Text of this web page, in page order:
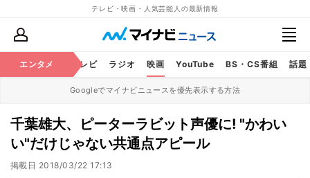
テレビ・映画・人気芸能人の最新情報
エンタメ
芸能 テレビ ラジオ 映画 YouTube BS・CS番組 話題
Googleでマイナビニュースを優先表示する方法
千葉雄大、ピーターラビット声優に! "かわい
い"だけじゃない共通点アピール
掲載日 2018/03/22 17:13